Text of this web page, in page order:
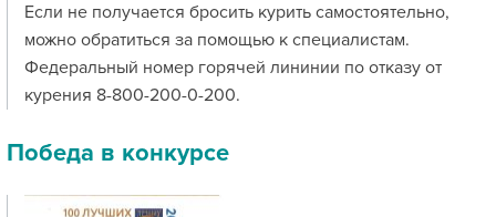
Если не получается бросить курить самостоятельно,
можно обратиться за помощью к специалистам.
Федеральный номер горячей лининии по отказу от
курения 8-800-200-0-200.
Победа в конкурсе